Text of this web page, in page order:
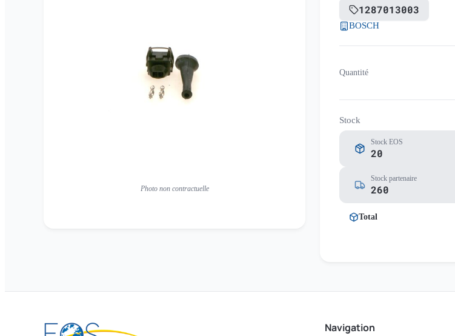
Photo non contractuelle
1287013003
BOSCH
Quantité
Stock
Stock EOS
20
Stock partenaire
260
Total
Navigation